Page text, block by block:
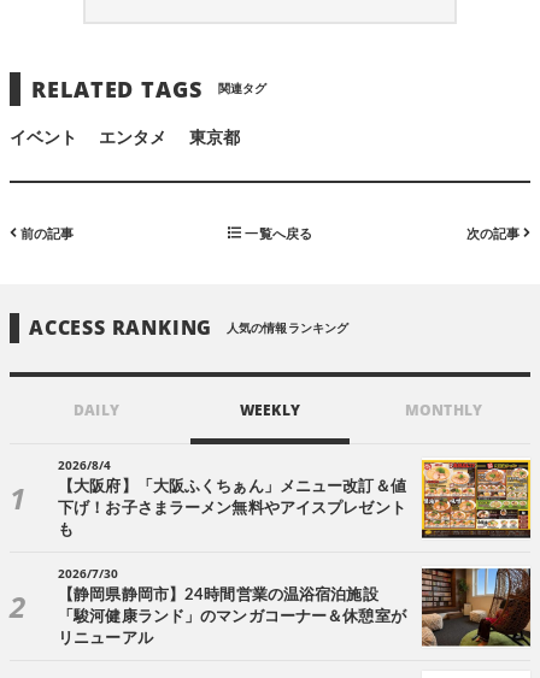
RELATED TAGS 関連タグ
イベント エンタメ 東京都
前の記事 一覧へ戻る 次の記事
ACCESS RANKING 人気の情報ランキング
DAILY WEEKLY MONTHLY
2026/8/4
【大阪府】「大阪ふくちぁん」メニュー改訂＆値
下げ！お子さまラーメン無料やアイスプレゼント
も
2026/7/30
【静岡県静岡市】24時間営業の温浴宿泊施設
「駿河健康ランド」のマンガコーナー＆休憩室が
リニューアル